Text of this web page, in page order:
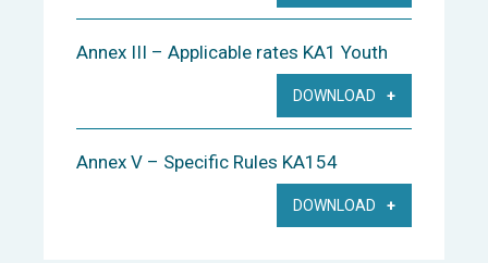
Annex III – Applicable rates KA1 Youth
DOWNLOAD
Annex V – Specific Rules KA154
DOWNLOAD